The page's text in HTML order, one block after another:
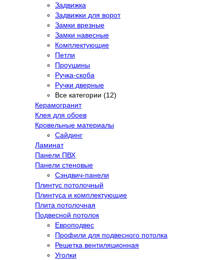
Задвижка
Задвижки для ворот
Замки врезные
Замки навесные
Комплектующие
Петли
Проушины
Ручка-скоба
Ручки дверные
Все категории (12)
Керамогранит
Клея для обоев
Кровельные материалы
Сайдинг
Ламинат
Панели ПВХ
Панели стеновые
Сэндвич-панели
Плинтус потолочный
Плинтуса и комплектующие
Плита потолочная
Подвесной потолок
Европодвес
Профили для подвесного потолка
Решетка вентиляционная
Уголки